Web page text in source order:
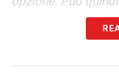
nel giugno 2024.
banale e costringe